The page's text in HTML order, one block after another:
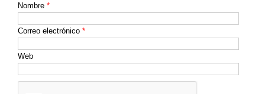
Nombre *
Correo electrónico *
Web